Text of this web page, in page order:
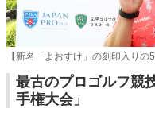
【新名「よおすけ」の刻印入りの
最古のプロゴルフ競
手権大会」